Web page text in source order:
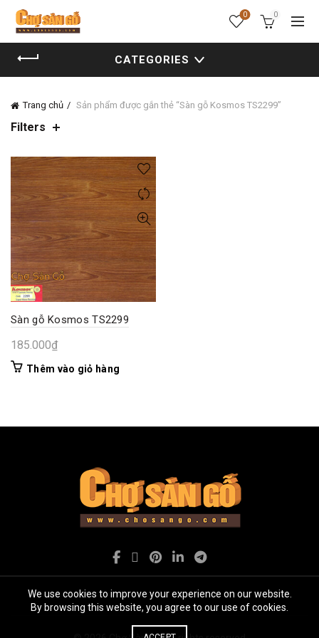
0 0
CATEGORIES
Trang chủ Sản phẩm được gắn thẻ “Sàn gỗ Kosmos TS2299”
Filters
Sàn gỗ Kosmos TS2299
185.000₫
Thêm vào giỏ hàng
We use cookies to improve your experience on our website.
By browsing this website, you agree to our use of cookies.